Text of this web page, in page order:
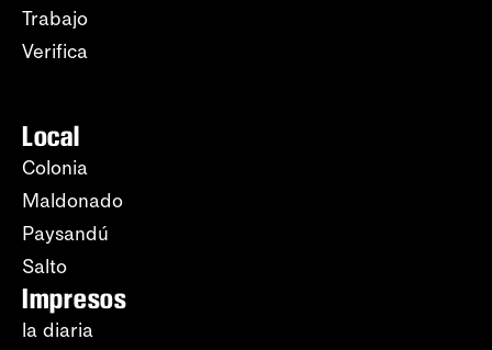
Trabajo
Verifica
Local
Colonia
Maldonado
Paysandú
Salto
Impresos
la diaria